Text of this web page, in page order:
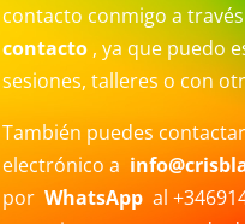
contacto conmigo a
contacto, ya que puedo
sesiones, talleres o con
También puedes
electrónico a
por WhatsAppal